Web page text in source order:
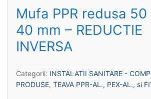
Mufa PPR redusa 50
40 mm – REDUCTIE
INVERSA
Categorii: INSTALATII SANITARE -
PRODUSE, TEAVA PPR-AL., PEX-AL., si